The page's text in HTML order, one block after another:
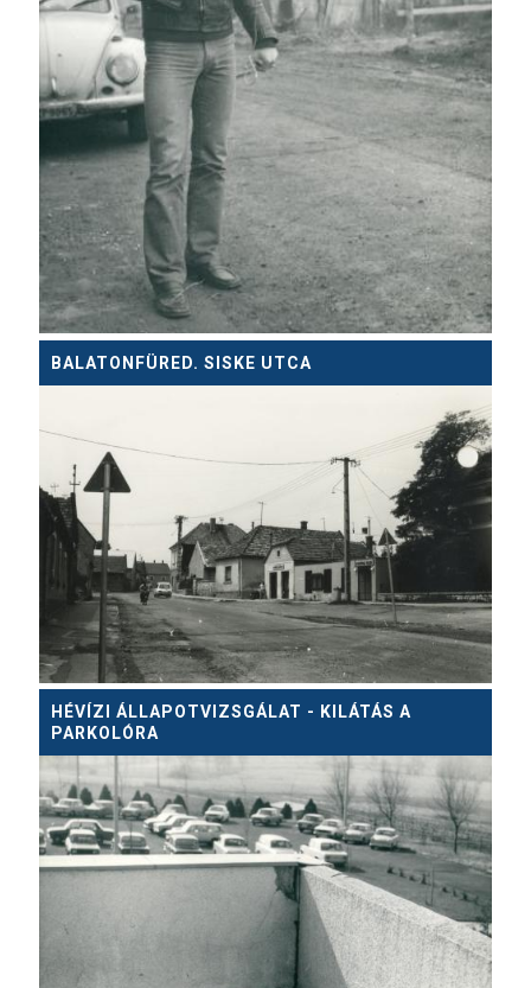
BALATONFÜRED. SISKE UTCA
HÉVÍZI ÁLLAPOTVIZSGÁLAT - KILÁTÁS A
PARKOLÓRA